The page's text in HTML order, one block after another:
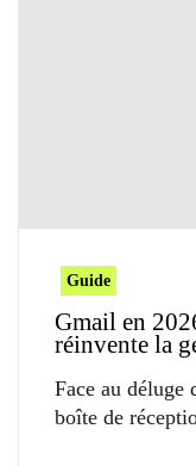
Guide
Gmail en
réinvente la
Face au déluge
boîte de